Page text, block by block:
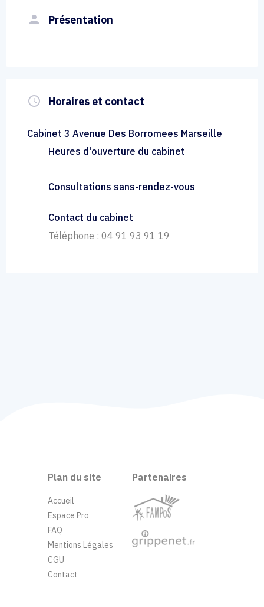
person Présentation
query_builder Horaires et contact
Cabinet 3 Avenue Des Borromees Marseille
Heures d'ouverture du cabinet
Consultations sans-rendez-vous
Contact du cabinet
Téléphone : 04 91 93 91 19
Plan du site
Accueil
Espace Pro
FAQ
Mentions Légales
CGU
Contact
Partenaires